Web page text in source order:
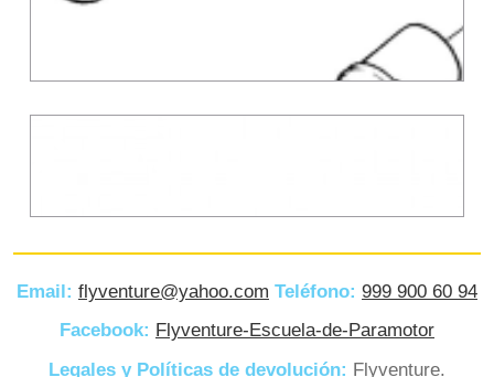
26 – ENGRANE DE
ENCENDIDO SIMONINI
Email: flyventure@yahoo.com Teléfono: 999 900 60 94
Facebook: Flyventure-Escuela-de-Paramotor
Legales y Políticas de devolución: Flyventure.